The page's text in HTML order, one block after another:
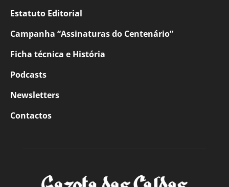
Estatuto Editorial
Campanha “Assinaturas do Centenário”
Ficha técnica e História
Podcasts
Newsletters
Contactos